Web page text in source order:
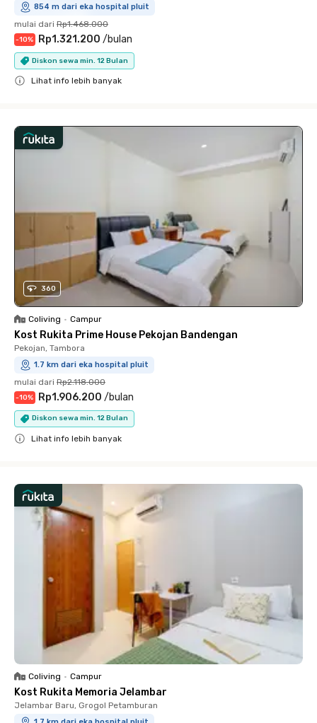
854 m dari eka hospital pluit
mulai dari Rp1.468.000
-10% Rp1.321.200 /bulan
Diskon sewa min. 12 Bulan
Lihat info lebih banyak
360
Coliving • Campur
Kost Rukita Prime House Pekojan Bandengan
Pekojan, Tambora
1.7 km dari eka hospital pluit
mulai dari Rp2.118.000
-10% Rp1.906.200 /bulan
Diskon sewa min. 12 Bulan
Lihat info lebih banyak
Coliving • Campur
Kost Rukita Memoria Jelambar
Jelambar Baru, Grogol Petamburan